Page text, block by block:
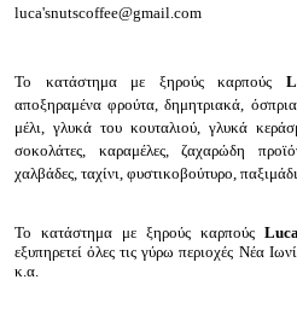
luca'snutscoffee@gmail.com
Το κατάστημα με ξηρούς καρπούς
αποξηραμένα φρούτα, δημητριακά, ό
μέλι, γλυκά του κουταλιού, γλυκά
σοκολάτες, καραμέλες, ζαχαρώδη
χαλβάδες, ταχίνι, φυστικοβούτυρο, π
Το κατάστημα με ξηρούς καρπούς
εξυπηρετεί όλες τις γύρω περιοχές Νέα
κ.α.